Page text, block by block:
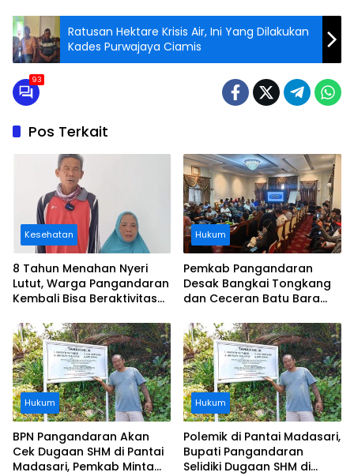
Ratusan Hektare Krisis Air, Ini Yang Dilakukan
Kades Purwajaya Ciamis
93
Pos Terkait
Kesehatan
8 Tahun Menahan Nyeri
Lutut, Warga Pangandaran
Kembali Bisa Beraktivitas
Ditanggung BPJS
Hukum
Pemkab Pangandaran
Desak Bangkai Tongkang
dan Ceceran Batu Bara
Buruknya Koordinasi
Perusahaan
Hukum
BPN Pangandaran Akan
Cek Dugaan SHM di Pantai
Madasari, Pemkab Minta
Hukum
Polemik di Pantai Madasari,
Bupati Pangandaran
Selidiki Dugaan SHM di